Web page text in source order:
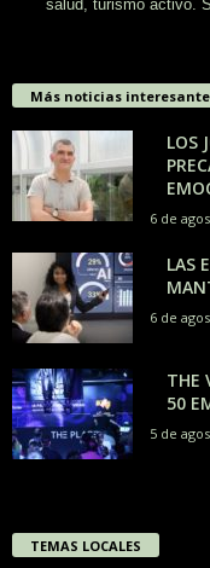
salud, turismo activo.
Más noticias
LOS
6 de
LAS
6 de
THE
50
5 de
TEMAS LOCALES